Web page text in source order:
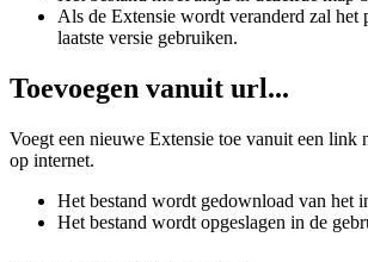
Als de Extensie wordt veranderd zal het
laatste versie gebruiken.
Toevoegen vanuit url...
Voegt een nieuwe Extensie toe vanuit een link
op internet.
Het bestand wordt gedownload van het
Het bestand wordt opgeslagen in de